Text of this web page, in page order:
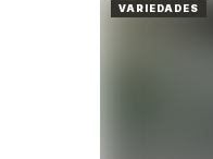
VARIEDADES